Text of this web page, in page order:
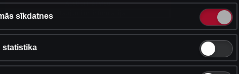
Apstiprināt visu
Iestatījumi un informācija
sīkdatnes
statistika